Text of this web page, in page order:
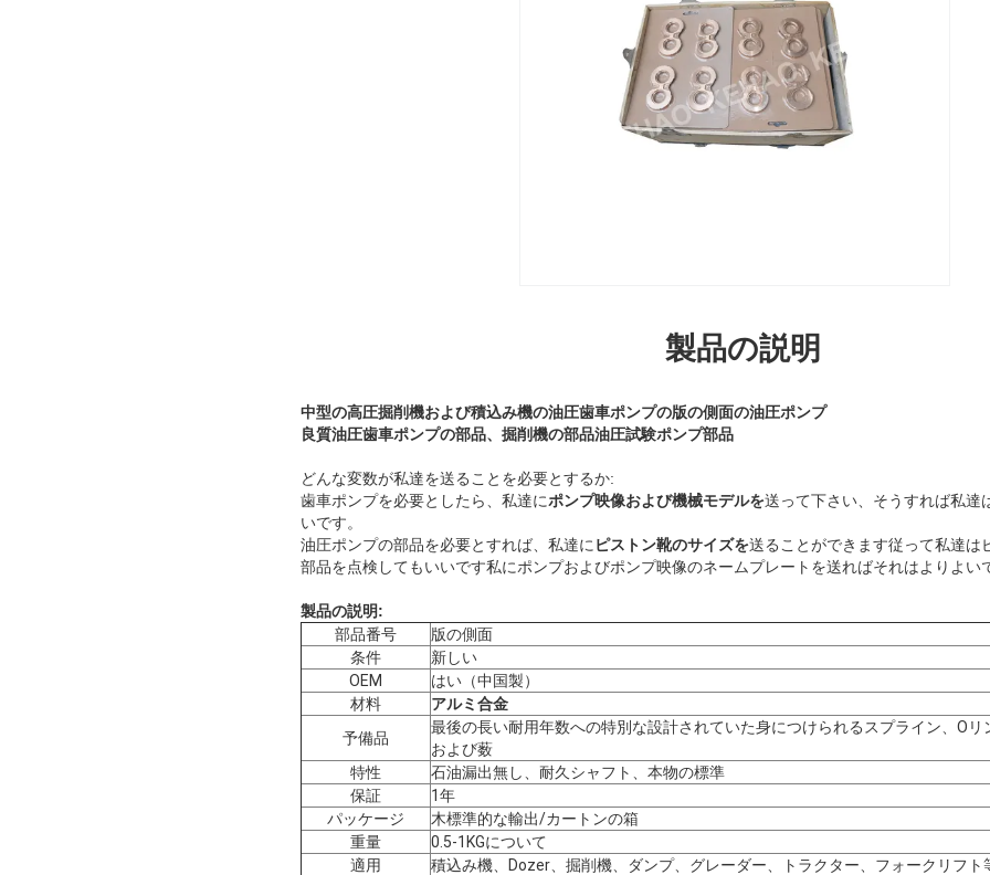
製品の説明
中型の高圧掘削機および積込み機の油圧歯車ポンプの版の側面の油圧ポンプ
良質油圧歯車ポンプの部品、掘削機の部品油圧試験ポンプ部品
どんな変数が私達を送ることを必要とするか:
歯車ポンプを必要としたら、私達にポンプ映像および機械モデルを送って下さい、そうすれば私達
いです。
油圧ポンプの部品を必要とすれば、私達に ピストン靴のサイズを送ることができます従って私達は
部品を点検してもいいです私にポンプおよびポンプ映像のネームプレートを送ればそれはよりよい
製品の説明:
部品番号
版の側面
条件
新しい
OEM
はい（中国製）
材料
アルミ合金
予備品
最後の長い耐用年数への特別な設計されていた身につけられるスプライン、Oリ
および薮
特性
石油漏出無し、耐久シャフト、本物の標準
保証
1年
パッケージ
木標準的な輸出/カートンの箱
重量
0.5-1KGについて
適用
積込み機、Dozer、掘削機、ダンプ、グレーダー、トラクター、フォークリフト